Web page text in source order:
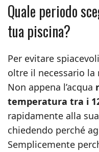
Quale periodo
tua piscina?
Per evitare
oltre il necessario
Non appena l’acqua
temperatura tra i
rapidamente alla
chiedendo perché
Semplicemente